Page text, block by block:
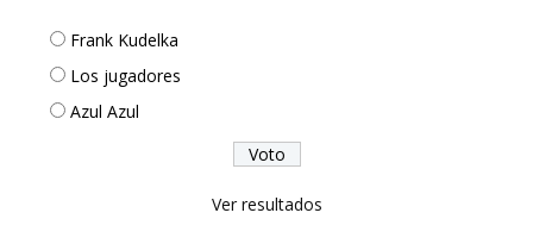
Frank Kudelka
Los jugadores
Azul Azul
Ver resultados